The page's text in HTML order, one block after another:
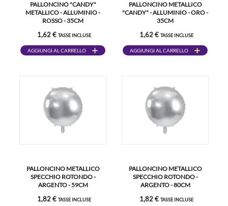
PALLONCINO "CANDY"
METALLICO - ALLUMINIO -
ROSSO - 35CM
1,62 € TASSE INCLUSE
AGGIUNGI AL CARRELLO
PALLONCINO METALLICO
"CANDY" - ALLUMINIO - ORO -
35CM
1,62 € TASSE INCLUSE
AGGIUNGI AL CARRELLO
PALLONCINO METALLICO
SPECCHIO ROTONDO -
ARGENTO - 59CM
1,82 € TASSE INCLUSE
PALLONCINO METALLICO
SPECCHIO ROTONDO -
ARGENTO - 80CM
1,82 € TASSE INCLUSE